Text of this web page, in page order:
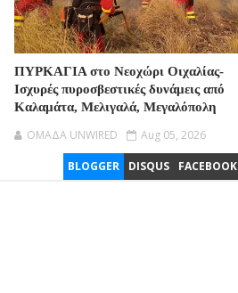
ΠΥΡΚΑΓΙΑ στο Νεοχώρι Οιχαλίας-
Ισχυρές πυροσβεστικές δυνάμεις από
Καλαμάτα, Μελιγαλά, Μεγαλόπολη
OMAΔΑ UNWIRED Aug 05, 2026
BLOGGER DISQUS FACEBOOK